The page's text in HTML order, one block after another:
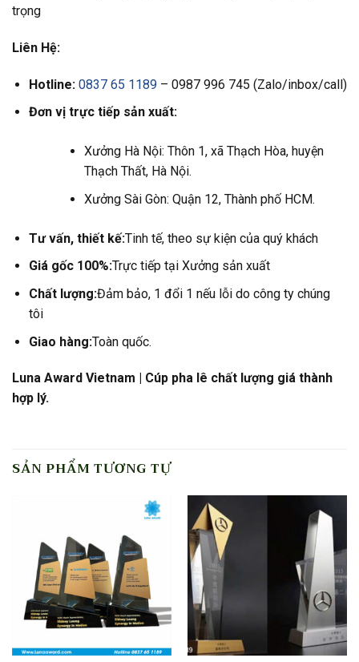
trọng
Liên Hệ:
Hotline: 0837 65 1189– 0987 996 745 (Zalo/inbox/call)
Đơn vị trực tiếp sản xuất:
Xưởng Hà Nội: Thôn 1, xã Thạch Hòa, huyện
Thạch Thất, Hà Nội.
Xưởng Sài Gòn: Quận 12, Thành phố HCM.
Tư vấn, thiết kế:Tinh tế, theo sự kiện của quý khách
Giá gốc 100%:Trực tiếp tại Xưởng sản xuất
Chất lượng:Đảm bảo, 1 đổi 1 nếu lỗi do công ty chúng
tôi
Giao hàng:Toàn quốc.
Luna Award Vietnam | Cúp pha lê chất lượng giá thành
hợp lý.
SẢN PHẨM TƯƠNG TỰ